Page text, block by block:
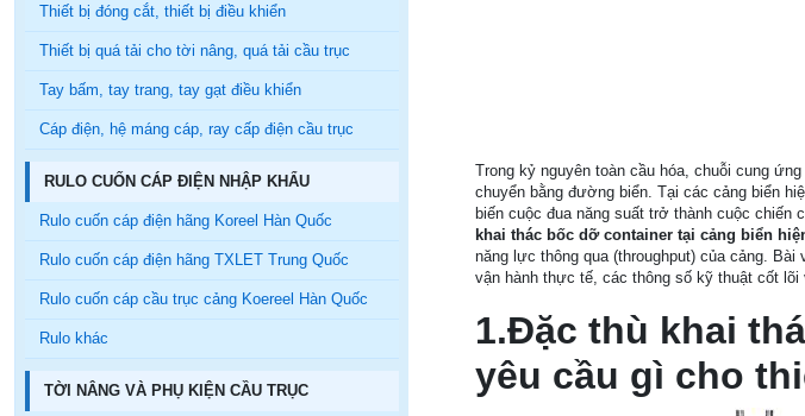
Thiết bị đóng cắt, thiết bị điều khiển
Thiết bị quá tải cho tời nâng, quá tải cầu trục
Tay bấm, tay trang, tay gạt điều khiển
Cáp điện, hệ máng cáp, ray cấp điện cầu trục
RULO CUỐN CÁP ĐIỆN NHẬP KHẨU
Rulo cuốn cáp điện hãng Koreel Hàn Quốc
Rulo cuốn cáp điện hãng TXLET Trung Quốc
Rulo cuốn cáp cầu trục cảng Koereel Hàn Quốc
Rulo khác
TỜI NÂNG VÀ PHỤ KIỆN CẦU TRỤC
Trong kỷ nguyên toàn cầu hóa, chuỗi cung
chuyển bằng đường biển. Tại các cảng biển
biến cuộc đua năng suất trở thành cuộc chiến
khai thác bốc dỡ container tại cảng biển
năng lực thông qua (throughput) của cảng.
vận hành thực tế, các thông số kỹ thuật cốt lõi
1.Đặc thù khai
yêu cầu gì cho